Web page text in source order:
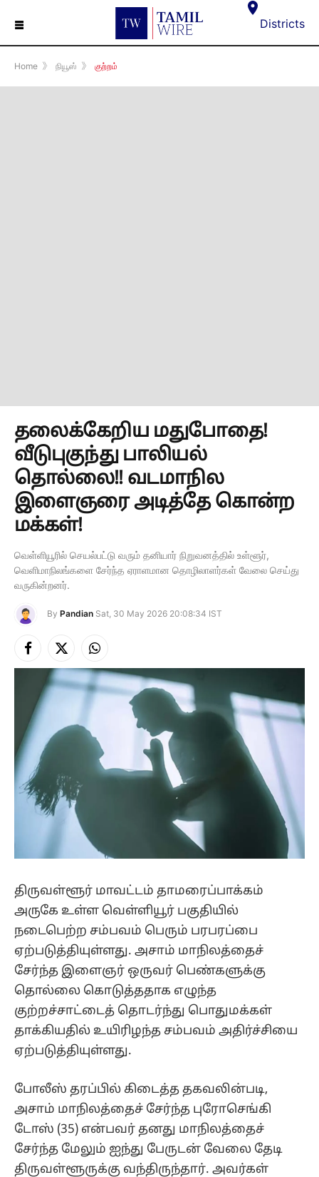
☰ Districts
Home 》 நியூஸ் 》 குற்றம்
தலைக்கேறிய மதுபோதை!
வீடுபுகுந்து பாலியல்
தொல்லை!! வடமாநில
இளைஞரை அடித்தே கொன்ற
மக்கள்!
வெள்ளியூரில் செயல்பட்டு வரும் தனியார் நிறுவனத்தில் உள்ளூர்,
வெளிமாநிலங்களை சேர்ந்த ஏராளமான தொழிலாளர்கள் வேலை செய்து
வருகின்றனர்.
By Pandian Sat, 30 May 2026 20:08:34 IST
Facebook
X
(Twitter)
Instagram
திருவள்ளூர் மாவட்டம் தாமரைப்பாக்கம்
அருகே உள்ள வெள்ளியூர் பகுதியில்
நடைபெற்ற சம்பவம் பெரும் பரபரப்பை
ஏற்படுத்தியுள்ளது. அசாம் மாநிலத்தைச்
சேர்ந்த இளைஞர் ஒருவர் பெண்களுக்கு
தொல்லை கொடுத்ததாக எழுந்த
குற்றச்சாட்டைத் தொடர்ந்து பொதுமக்கள்
தாக்கியதில் உயிரிழந்த சம்பவம் அதிர்ச்சியை
ஏற்படுத்தியுள்ளது.
போலீஸ் தரப்பில் கிடைத்த தகவலின்படி,
அசாம் மாநிலத்தைச் சேர்ந்த புரோசெங்கி
டோஸ் (35) என்பவர் தனது மாநிலத்தைச்
சேர்ந்த மேலும் ஐந்து பேருடன் வேலை தேடி
திருவள்ளூருக்கு வந்திருந்தார். அவர்கள்